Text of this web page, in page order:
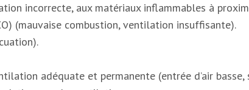
incorrecte, aux matériaux inflammables à
(mauvaise combustion, ventilation insuffisante).
adéquate et permanente (entrée d’air